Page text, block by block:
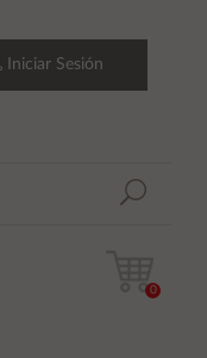
Iniciar Sesión
0